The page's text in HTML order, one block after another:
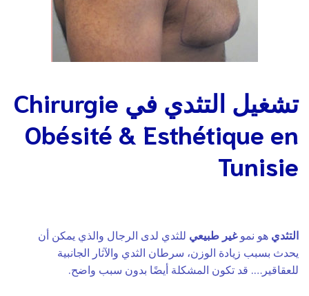
تشغيل التثدي في Chirurgie
Obésité & Esthétique en
Tunisie
التثدي هو نموغير طبيعي للثدي لدى الرجال والذي يمكن أن
يحدث بسبب زيادة الوزن، سرطان الثدي والآثار الجانبية
للعقاقير…. قد تكون المشكلة أيضًا بدون سبب واضح.